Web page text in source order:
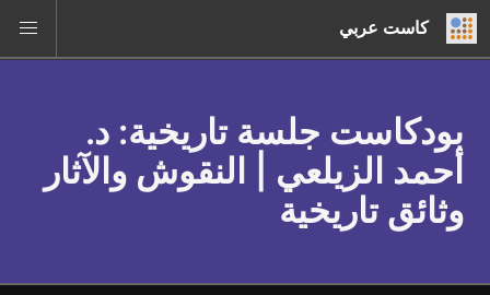
كاست عربي
بودكاست جلسة تاريخية: د.
أحمد الزيلعي | النقوش والآثار
وثائق تاريخية